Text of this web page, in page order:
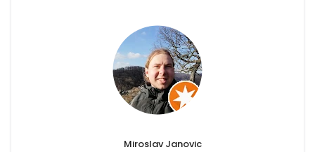
Miroslav Janovic